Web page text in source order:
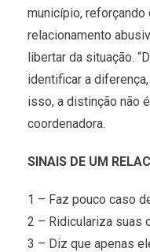
município,
relacionamento
libertar da situação.
identificar a
isso, a distinção não
coordenadora.
SINAIS DE UM
1 – Faz pouco caso
2 – Ridiculariza suas
3 – Diz que apenas